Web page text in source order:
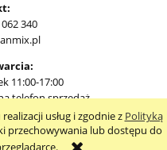
usług i zgodnie z Polityką
przechowywania lub dostępu do
340
11:00-17:00
telefon sprzedaż
strony